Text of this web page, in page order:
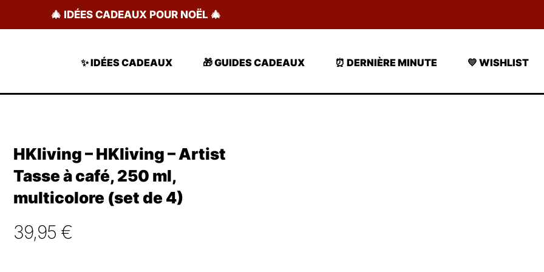
🎄 IDÉES CADEAUX POUR NOËL 🎄
✨ IDÉES CADEAUX 🎁 GUIDES CADEAUX ⏰ DERNIÈRE MINUTE 💛 WISHLIST
HKliving – HKliving – Artist
Tasse à café, 250 ml,
multicolore (set de 4)
39,95 €